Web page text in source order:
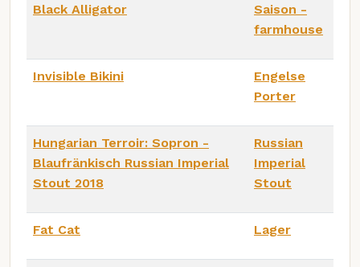
Black Alligator
Saison -
farmhouse
Invisible Bikini
Engelse
Porter
Hungarian Terroir: Sopron -
Blaufränkisch Russian Imperial
Stout 2018
Russian
Imperial
Stout
Fat Cat Lager